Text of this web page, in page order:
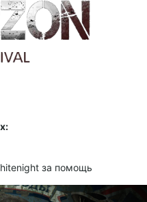
за помощь